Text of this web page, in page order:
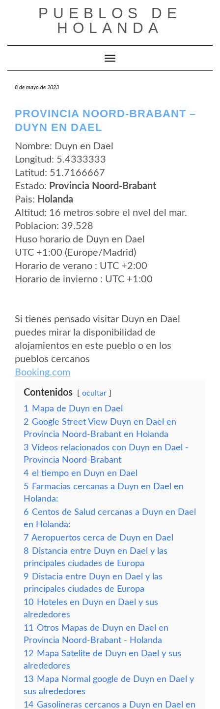
PUEBLOS DE
HOLANDA
Cambiar modo de navegación
8 de mayo de 2023
PROVINCIA NOORD-BRABANT –
DUYN EN DAEL
Nombre: Duyn en Dael
Longitud: 5.4333333
Latitud: 51.7166667
Estado: Provincia Noord-Brabant
Pais: Holanda
Altitud: 16 metros sobre el nvel del mar.
Poblacion: 39.528
Huso horario de Duyn en Dael
UTC +1:00 (Europe/Madrid)
Horario de verano : UTC +2:00
Horario de invierno : UTC +1:00
Si tienes pensado visitar Duyn en Dael
puedes mirar la disponibilidad de
alojamientos en este pueblo o en los
pueblos cercanos
Booking.com
Contenidos ocultar
1
Mapa de Duyn en Dael
2 Google Street View Duyn en Dael en
Provincia Noord-Brabant en Holanda
3 Vídeos relacionados con Duyn en Dael -
Provincia Noord-Brabant
4 el tiempo en Duyn en Dael
5 Farmacias cercanas a Duyn en Dael en
Holanda:
6 Centos de Salud cercanas a Duyn en Dael
en Holanda:
7 Aeropuertos cerca de Duyn en Dael
8 Distancia entre Duyn en Dael y las
principales ciudades de Europa
9 Distacia entre Duyn en Dael y las
principales ciudades de Europa
10 Hoteles en Duyn en Dael y sus
alrededores
11 Otros Mapas de Duyn en Dael en
Provincia Noord-Brabant - Holanda
12 Mapa Satelite de Duyn en Dael y sus
alrededores
13 Mapa Normal google de Duyn en Dael y
sus alrededores
14 Gasolineras cercanos a Duyn en Dael en